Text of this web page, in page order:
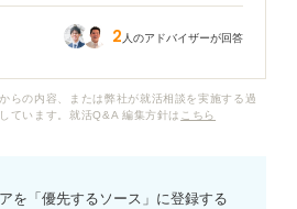
おしゃれを楽しめるような職種が
る仕事には、具体的にどのよう
2 人のアドバイザーが回答
らの内容、または弊社が就活相談を実施する過
ています。就活Q&A 編集方針は こちら
を「優先するソース」に登録する